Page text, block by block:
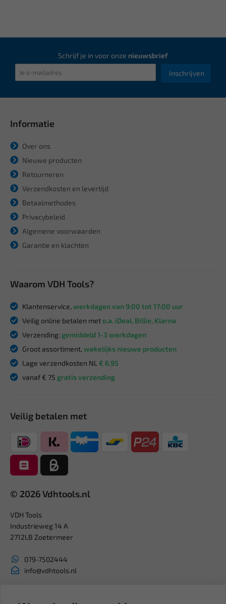
Schrijf je in voor onze nieuwsbrief
Inschrijven
Informatie
Over ons
Nieuwe producten
Retourneren
Verzendkosten en levertijd
Betaalmethodes
Privacybeleid
Algemene voorwaarden
Garantie en klachten
Waarom VDH Tools?
Klantenservice, werkdagen van 9:00 tot 17:00 uur
Veilig online betalen meto.a. iDeal, Billie, Klarna
Verzending: gemiddeld 1-3 werkdagen
Groot assortiment, wekelijks nieuwe producten
Lage verzendkosten NL € 6,95
vanaf € 75 gratis verzending
Veilig betalen met
© 2026 Vdhtools.nl
VDH Tools
Industrieweg 14 A
2712LB Zoetermeer
079-7502444
info@vdhtools.nl